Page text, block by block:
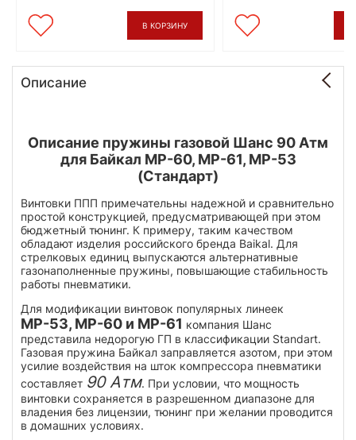
В КОРЗИНУ
Описание
Описание пружины газовой Шанс 90 Атм
для Байкал МР-60, МР-61, МР-53
(Стандарт)
Винтовки ППП примечательны надежной и сравнительно
простой конструкцией, предусматривающей при этом
бюджетный тюнинг. К примеру, таким качеством
обладают изделия российского бренда Baikal. Для
стрелковых единиц выпускаются альтернативные
газонаполненные пружины, повышающие стабильность
работы пневматики.
Для модификации винтовок популярных линеек
МР-53, МР-60 и МР-61 компания Шанс
представила недорогую ГП в классификации Standart.
Газовая пружина Байкал заправляется азотом, при этом
усилие воздействия на шток компрессора пневматики
составляет 90 Атм. При условии, что мощность
винтовки сохраняется в разрешенном диапазоне для
владения без лицензии, тюнинг при желании проводится
в домашних условиях.